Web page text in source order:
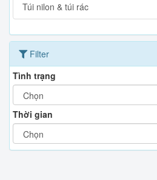
Túi nilon & túi rác
Filter
Tình trạng
Thời gian